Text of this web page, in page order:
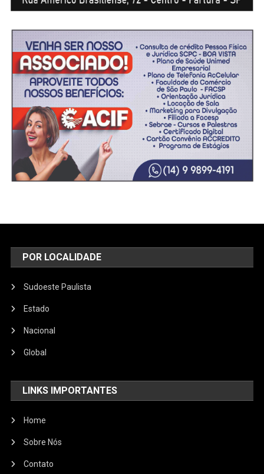
POR LOCALIDADE
Sudoeste Paulista
Estado
Nacional
Global
LINKS IMPORTANTES
Home
Sobre Nós
Contato